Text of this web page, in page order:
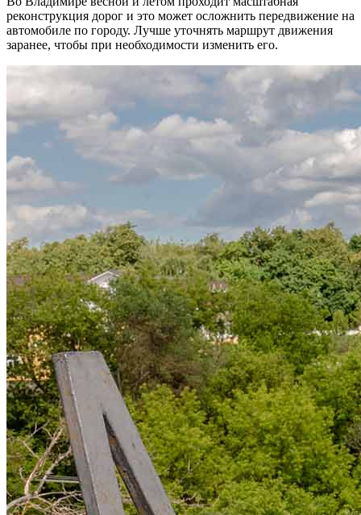
реконструкция дорог и это может осложнить передвижение на
автомобиле по городу. Лучше уточнять маршрут движения
заранее, чтобы при необходимости изменить его.